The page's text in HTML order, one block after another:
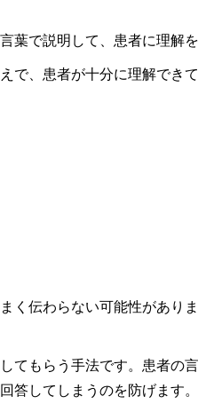
で説明して、患者に理解
、患者が十分に理解でき
伝わらない可能性があり
てもらう手法です。患者の
答してしまうのを防げます。